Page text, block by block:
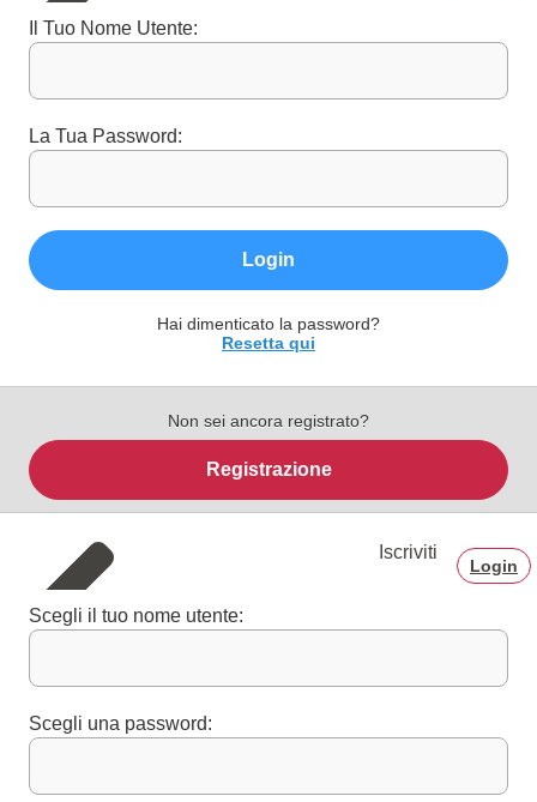
Il Tuo Nome Utente:
La Tua Password:
Login
Hai dimenticato la password?
Resetta qui
Non sei ancora registrato?
Registrazione
Iscriviti
Login
Scegli il tuo nome utente:
Scegli una password: